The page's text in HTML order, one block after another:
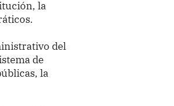
la
del
de
la